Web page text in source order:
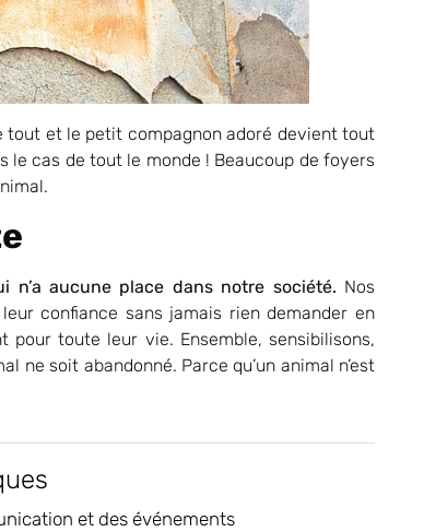
tout et le petit compagnon adoré devient tout
le cas de tout le monde ! Beaucoup de foyers
n’a aucune place dans notre société. Nos
confiance sans jamais rien demander en
pour toute leur vie. Ensemble, sensibilisons,
ne soit abandonné. Parce qu’un animal n’est
et des événements